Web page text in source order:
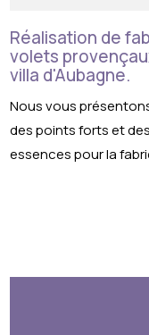
Réalisation de
volets
villa d'Aubagne.
Nous vous
des points forts et
essences pour la